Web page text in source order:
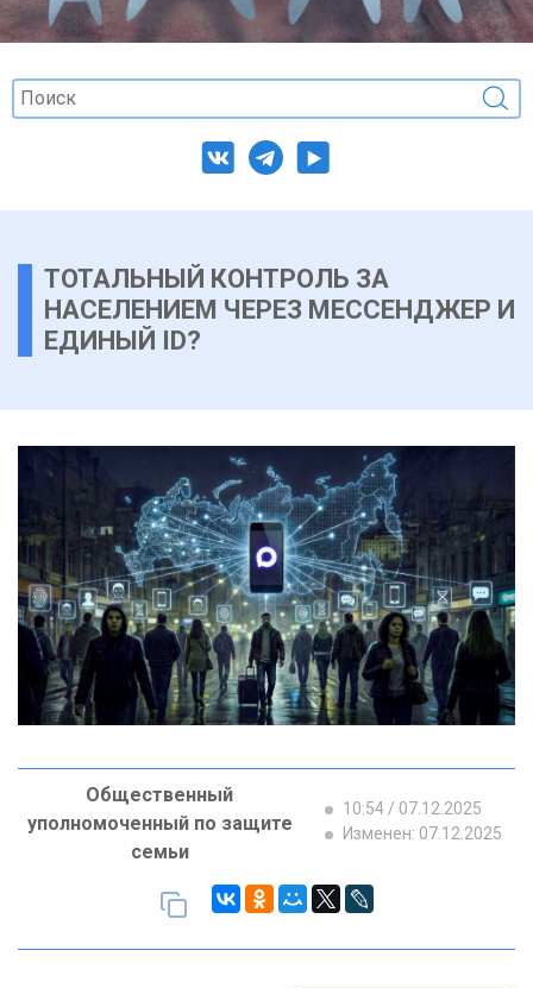
ТОТАЛЬНЫЙ КОНТРОЛЬ ЗА
НАСЕЛЕНИЕМ ЧЕРЕЗ МЕССЕНДЖЕР И
ЕДИНЫЙ ID?
Общественный
уполномоченный по защите
семьи
10:54 / 07.12.2025
Изменен: 07.12.2025